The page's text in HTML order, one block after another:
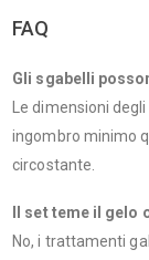
FAQ
Gli sgabelli
Le dimensioni
ingombro minimo
circostante.
Il set teme il gelo
No, i trattamenti